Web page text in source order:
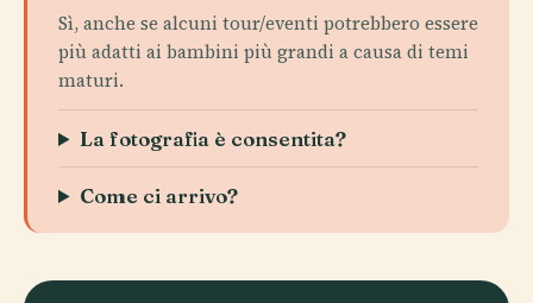
Sì, anche se alcuni tour/eventi potrebbero essere
più adatti ai bambini più grandi a causa di temi
maturi.
La fotografia è consentita?
Come ci arrivo?